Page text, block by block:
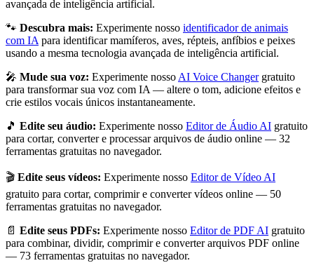
avançada de inteligência artificial.
🐾 Descubra mais: Experimente nosso identificador de animais
com IA para identificar mamíferos, aves, répteis, anfíbios e peixes
usando a mesma tecnologia avançada de inteligência artificial.
🎤 Mude sua voz: Experimente nosso AI Voice Changer gratuito
para transformar sua voz com IA — altere o tom, adicione efeitos e
crie estilos vocais únicos instantaneamente.
🎵 Edite seu áudio: Experimente nosso Editor de Áudio AI gratuito
para cortar, converter e processar arquivos de áudio online — 32
ferramentas gratuitas no navegador.
🎬 Edite seus vídeos: Experimente nosso Editor de Vídeo AI
gratuito para cortar, comprimir e converter vídeos online — 50
ferramentas gratuitas no navegador.
📄 Edite seus PDFs: Experimente nosso Editor de PDF AI gratuito
para combinar, dividir, comprimir e converter arquivos PDF online
— 73 ferramentas gratuitas no navegador.